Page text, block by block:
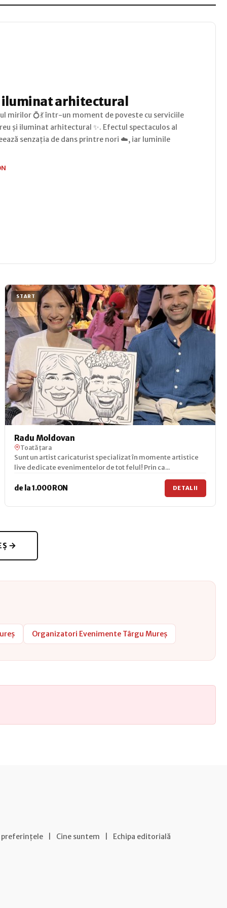
iluminat arhitectural
mirilor 💍💃 într-un moment de poveste cu serviciile
și iluminat arhitectural ✨. Efectul spectaculos al
senzația de dans printre nori ☁️, iar luminile
START
Radu Moldovan
Toată țara
Sunt un artist caricaturist specializat în momente artistice
live dedicate evenimentelor de tot felul! Prin ca...
de la 1.000 RON DETALII
Organizatori Evenimente Târgu Mureș
Cine suntem Echipa editorială